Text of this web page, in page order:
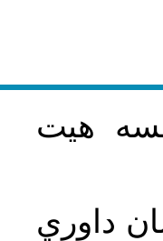
هيت
داوري